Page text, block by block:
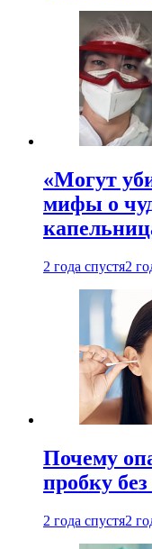
«Могут
мифы о
2 года спустя2
Почему
пробку
2 года спустя2